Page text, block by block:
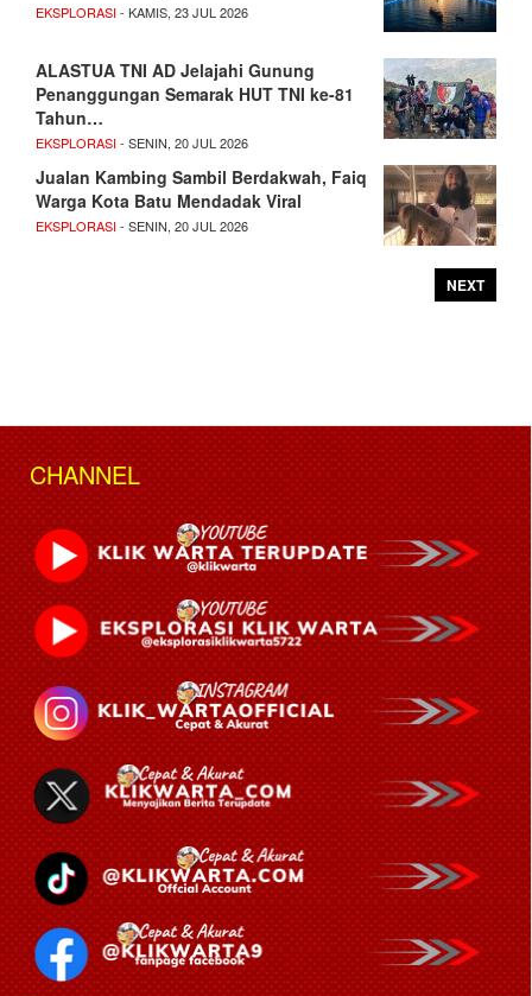
EKSPLORASI- KAMIS, 23 JUL 2026
ALASTUA TNI AD Jelajahi Gunung
Penanggungan Semarak HUT TNI ke-81
Tahun…
EKSPLORASI- SENIN, 20 JUL 2026
Jualan Kambing Sambil Berdakwah, Faiq
Warga Kota Batu Mendadak Viral
EKSPLORASI- SENIN, 20 JUL 2026
NEXT
CHANNEL